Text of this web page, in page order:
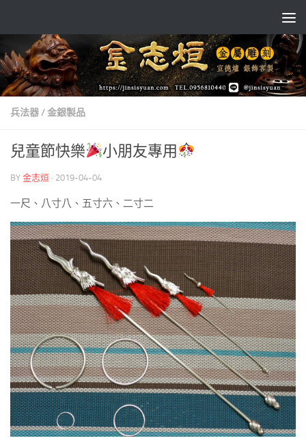
兵法器/金銀製品
兒童節快樂 小朋友專用
BY 金志烜 · 2019-04-04
一尺、八寸八、五寸六、二寸二